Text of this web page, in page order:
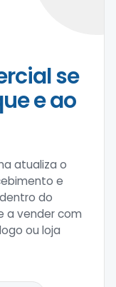
se
e ao
atualiza o
e
do
a vender com
ou loja